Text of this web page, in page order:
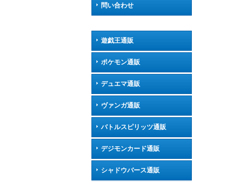
問い合わせ
遊戯王通販
ポケモン通販
デュエマ通販
ヴァンガ通販
バトルスピリッツ通販
デジモンカード通販
シャドウバース通販